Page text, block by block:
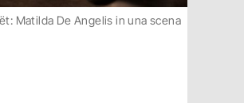
Matilda De Angelis in una scena